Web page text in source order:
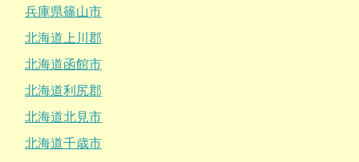
兵庫県篠山市
北海道上川郡
北海道函館市
北海道利尻郡
北海道北見市
北海道千歳市